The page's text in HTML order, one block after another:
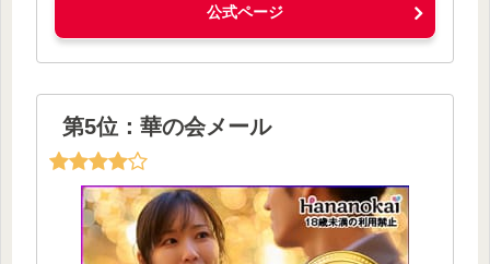
公式ページ
第5位：華の会メール